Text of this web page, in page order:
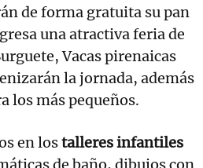
de forma gratuita su pan
una atractiva feria de
Vacas pirenaicas
la jornada, además
los más pequeños.
en lostalleres infantiles